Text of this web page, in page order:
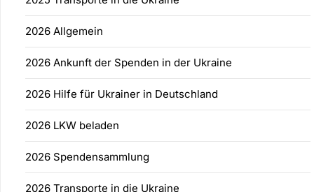
2026 Allgemein
2026 Ankunft der Spenden in der Ukraine
2026 Hilfe für Ukrainer in Deutschland
2026 LKW beladen
2026 Spendensammlung
2026 Transporte in die Ukraine